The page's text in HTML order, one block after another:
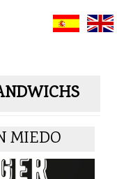
MIEDO